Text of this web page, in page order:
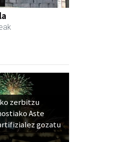
zerbitzu
Aste
gozatu